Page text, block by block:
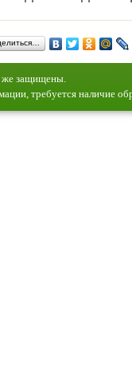
же защищены.
требуется наличие